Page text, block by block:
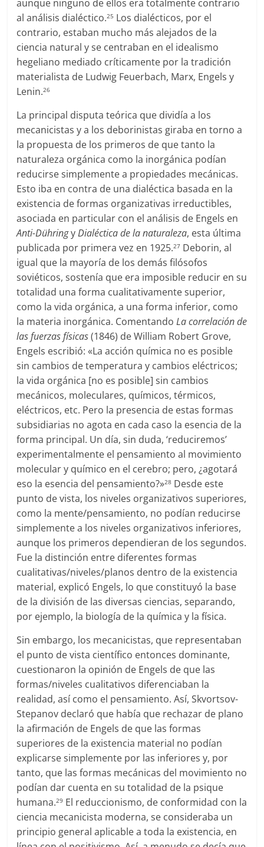
aunque ninguno de ellos era totalmente contrario
al análisis dialéctico.25 Los dialécticos, por el
contrario, estaban mucho más alejados de la
ciencia natural y se centraban en el idealismo
hegeliano mediado críticamente por la tradición
materialista de Ludwig Feuerbach, Marx, Engels y
Lenin.26
La principal disputa teórica que dividía a los
mecanicistas y a los deborinistas giraba en torno a
la propuesta de los primeros de que tanto la
naturaleza orgánica como la inorgánica podían
reducirse simplemente a propiedades mecánicas.
Esto iba en contra de una dialéctica basada en la
existencia de formas organizativas irreductibles,
asociada en particular con el análisis de Engels en
Anti-DühringyDialéctica de la naturaleza, esta última
publicada por primera vez en 1925.27 Deborin, al
igual que la mayoría de los demás filósofos
soviéticos, sostenía que era imposible reducir en su
totalidad una forma cualitativamente superior,
como la vida orgánica, a una forma inferior, como
la materia inorgánica. ComentandoLa correlación de
las fuerzas físicas(1846) de William Robert Grove,
Engels escribió: «La acción química no es posible
sin cambios de temperatura y cambios eléctricos;
la vida orgánica [no es posible] sin cambios
mecánicos, moleculares, químicos, térmicos,
eléctricos, etc. Pero la presencia de estas formas
subsidiarias no agota en cada caso la esencia de la
forma principal. Un día, sin duda, ‘reduciremos’
experimentalmente el pensamiento al movimiento
molecular y químico en el cerebro; pero, ¿agotará
eso la esencia del pensamiento?»28 Desde este
punto de vista, los niveles organizativos superiores,
como la mente/pensamiento, no podían reducirse
simplemente a los niveles organizativos inferiores,
aunque los primeros dependieran de los segundos.
Fue la distinción entre diferentes formas
cualitativas/niveles/planos dentro de la existencia
material, explicó Engels, lo que constituyó la base
de la división de las diversas ciencias, separando,
por ejemplo, la biología de la química y la física.
Sin embargo, los mecanicistas, que representaban
el punto de vista científico entonces dominante,
cuestionaron la opinión de Engels de que las
formas/niveles cualitativos diferenciaban la
realidad, así como el pensamiento. Así, Skvortsov-
Stepanov declaró que había que rechazar de plano
la afirmación de Engels de que las formas
superiores de la existencia material no podían
explicarse simplemente por las inferiores y, por
tanto, que las formas mecánicas del movimiento no
podían dar cuenta en su totalidad de la psique
humana.29 El reduccionismo, de conformidad con la
ciencia mecanicista moderna, se consideraba un
principio general aplicable a toda la existencia, en